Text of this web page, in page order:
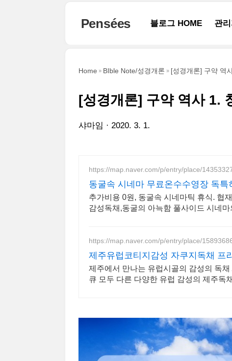
Pensées 블로그 HOME 관
Home BIble Note/성경개론 [성경개론] 구약 역
[성경개론] 구약 역사 1.
샤마임 2020. 3. 1.
https://map.naver.com/p/entry/place/
동굴속 시네마 무료온수수영장 독
추가비용 0원, 동굴속 시네마틱 휴식. 협
감성독채,동굴의 아늑함 풀사이드 시네
https://map.naver.com/p/entry/place/
제주유럽코티지감성 자쿠지독채 프
제주에서 만나는 유럽시골의 감성의 독
큐 모두 다른 다양한 유럽 감성의 제주독